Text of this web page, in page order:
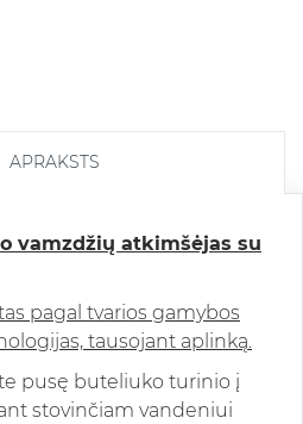
APRAKSTS
vamzdžių atkimšėjas su
pagal tvarios gamybos
tausojant aplinką.
pusę buteliuko turinio į
stovinčiam vandeniui